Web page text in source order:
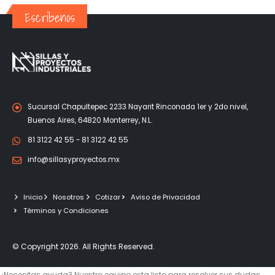
Escríbenos
Sucursal Chapultepec 2233 Nayarit Rinconada 1er y 2do nivel,
Buenos Aires, 64820 Monterrey, N.L.
81 3122 42 55 - 81 3122 42 55
info@sillasyproyectos.mx
Inicio Nosotros Cotizar
Aviso de Privacidad
Términos y Condiciones
© Copyright 2026. All Rights Reserved.